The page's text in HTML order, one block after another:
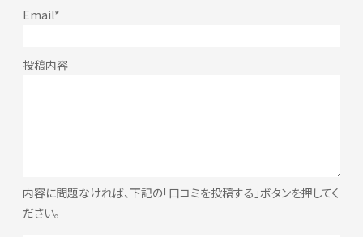
内容に問題なければ、下記の「口コミを投稿する」ボタンを押してく
ださい。